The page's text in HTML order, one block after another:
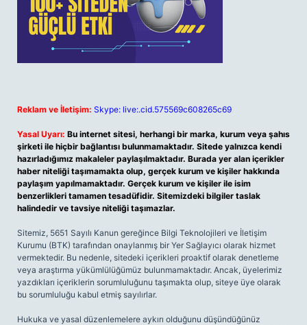
Reklam ve İletişim: Skype: live:.cid.575569c608265c69
Yasal Uyarı: Bu internet sitesi, herhangi bir marka, kurum veya şahıs
şirketi ile hiçbir bağlantısı bulunmamaktadır. Sitede yalnızca kendi
hazırladığımız makaleler paylaşılmaktadır. Burada yer alan içerikler
haber niteliği taşımamakta olup, gerçek kurum ve kişiler hakkında
paylaşım yapılmamaktadır. Gerçek kurum ve kişiler ile isim
benzerlikleri tamamen tesadüfidir. Sitemizdeki bilgiler taslak
halindedir ve tavsiye niteliği taşımazlar.
Sitemiz, 5651 Sayılı Kanun gereğince Bilgi Teknolojileri ve İletişim
Kurumu (BTK) tarafından onaylanmış bir Yer Sağlayıcı olarak hizmet
vermektedir. Bu nedenle, sitedeki içerikleri proaktif olarak denetleme
veya araştırma yükümlülüğümüz bulunmamaktadır. Ancak, üyelerimiz
yazdıkları içeriklerin sorumluluğunu taşımakta olup, siteye üye olarak
bu sorumluluğu kabul etmiş sayılırlar.
Hukuka ve yasal düzenlemelere aykırı olduğunu düşündüğünüz